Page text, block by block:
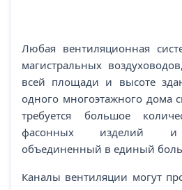
Любая вентиляционная
магистральных
всей площади и высоте
одного многоэтажного дома
требуется большое
фасонных изделий и
объединенный в единый
Каналы вентиляции могут